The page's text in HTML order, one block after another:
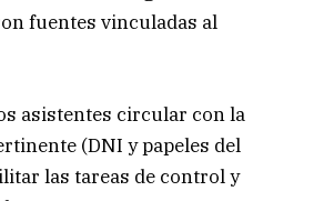
fuentes vinculadas al
asistentes circular con la
(DNI y papeles del
las tareas de control y